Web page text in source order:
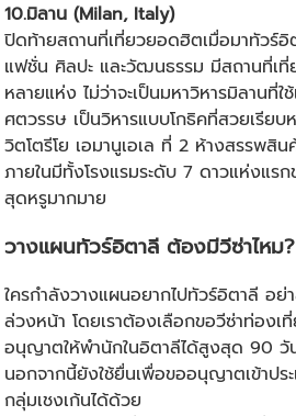
10.มิลาน (Milan, Italy)
ปิดท้ายสถานที่เที่ยวยอดฮิตเมื่อมาทัวร์
แฟชั่น ศิลปะ และวัฒนธรรม มีสถานที่เ
หลายแห่ง ไม่ว่าจะเป็นมหาวิหารมิลานที่
ศตวรรษ เป็นวิหารแบบโกธิคที่สวยเรีย
วิตโตรีโย เอมานูเอเล ที่ 2 ห้างสรรพสิ
ภายในมีทั้งโรงแรมระดับ 7 ดาวแห่งแร
สุดหรูมากมาย
วางแผนทัวร์อิตาลี ต้องมีวีซ่าไหม?
ใครกำลังวางแผนอยากไปทัวร์อิตาลี อย่
ล่วงหน้า โดยเราต้องเลือกขอวีซ่าท่องเ
อนุญาตให้พำนักในอิตาลีได้สูงสุด 90 วัน
นอกจากนี้ยังใช้ยื่นเพื่อขออนุญาตเข้าปร
กลุ่มเชงเก้นได้ด้วย